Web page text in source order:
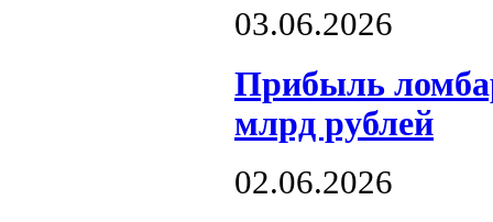
03.06.2026
Прибыль
млрд рублей
02.06.2026